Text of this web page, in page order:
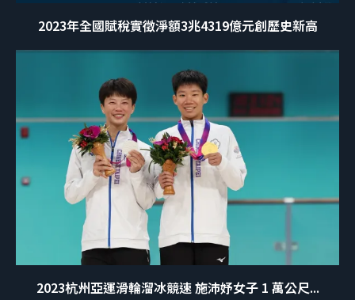
2023年全國賦稅實徵淨額3兆4319億元創歷史新高
2023杭州亞運滑輪溜冰競速 施沛妤女子 1 萬公尺...